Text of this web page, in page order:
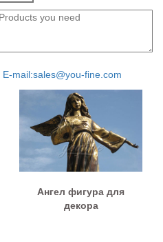
E-mail:sales@you-fine.com
Ангел фигура для
декора